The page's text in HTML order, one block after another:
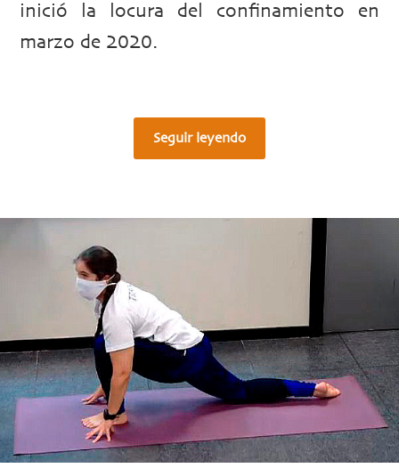
inició la locura del confinamiento en
marzo de 2020.
Seguir leyendo